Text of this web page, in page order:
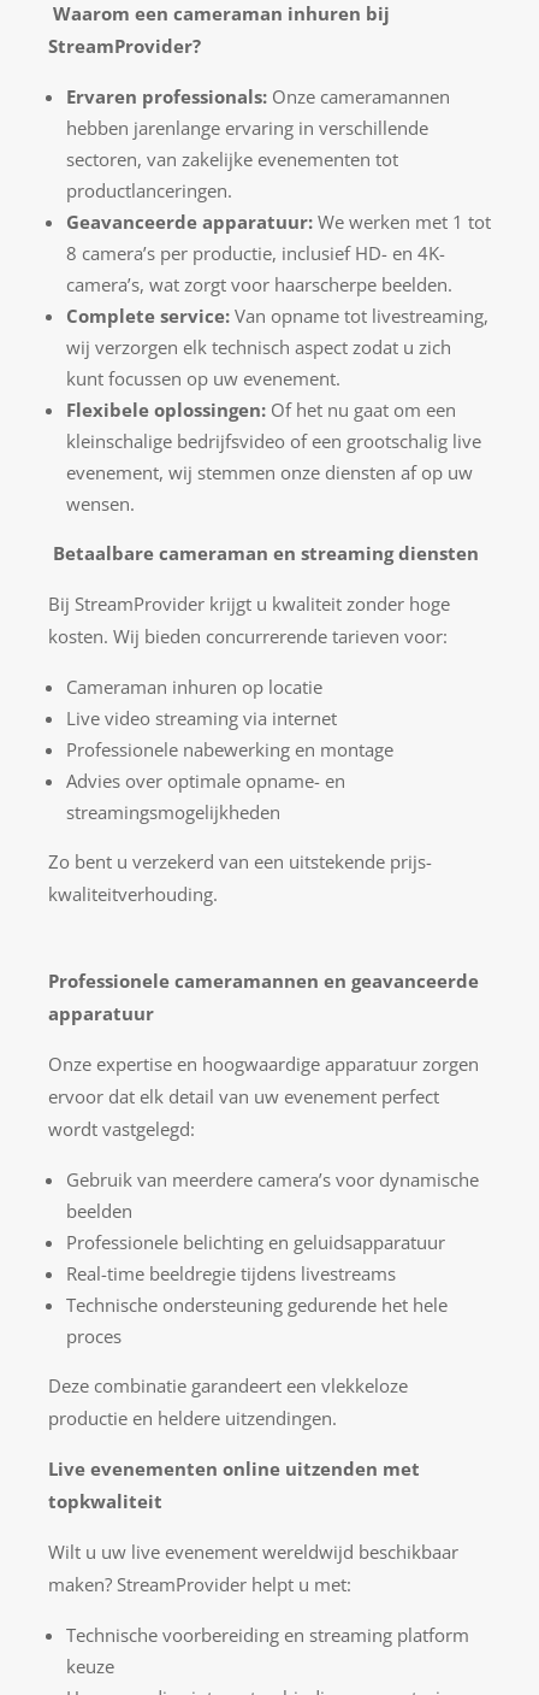
Waarom een cameraman inhuren bij
StreamProvider?
Ervaren professionals: Onze cameramannen
hebben jarenlange ervaring in verschillende
sectoren, van zakelijke evenementen tot
productlanceringen.
Geavanceerde apparatuur: We werken met 1 tot
8 camera’s per productie, inclusief HD- en 4K-
camera’s, wat zorgt voor haarscherpe beelden.
Complete service: Van opname tot livestreaming,
wij verzorgen elk technisch aspect zodat u zich
kunt focussen op uw evenement.
Flexibele oplossingen: Of het nu gaat om een
kleinschalige bedrijfsvideo of een grootschalig live
evenement, wij stemmen onze diensten af op uw
wensen.
Betaalbare cameraman en streaming diensten
Bij StreamProvider krijgt u kwaliteit zonder hoge
kosten. Wij bieden concurrerende tarieven voor:
Cameraman inhuren op locatie
Live video streaming via internet
Professionele nabewerking en montage
Advies over optimale opname- en
streamingsmogelijkheden
Zo bent u verzekerd van een uitstekende prijs-
kwaliteitverhouding.
Professionele cameramannen en geavanceerde
apparatuur
Onze expertise en hoogwaardige apparatuur zorgen
ervoor dat elk detail van uw evenement perfect
wordt vastgelegd:
Gebruik van meerdere camera’s voor dynamische
beelden
Professionele belichting en geluidsapparatuur
Real-time beeldregie tijdens livestreams
Technische ondersteuning gedurende het hele
proces
Deze combinatie garandeert een vlekkeloze
productie en heldere uitzendingen.
Live evenementen online uitzenden met
topkwaliteit
Wilt u uw live evenement wereldwijd beschikbaar
maken? StreamProvider helpt u met:
Technische voorbereiding en streaming platform
keuze